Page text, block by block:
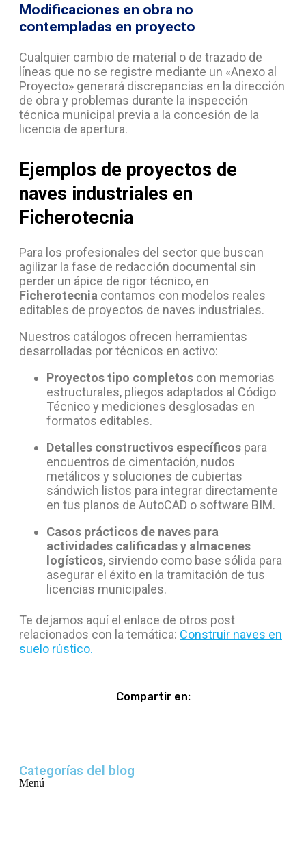
Modificaciones en obra no
contempladas en proyecto
Cualquier cambio de material o de trazado de
líneas que no se registre mediante un «Anexo al
Proyecto» generará discrepancias en la dirección
de obra y problemas durante la inspección
técnica municipal previa a la concesión de la
licencia de apertura.
Ejemplos de proyectos de
naves industriales en
Ficherotecnia
Para los profesionales del sector que buscan
agilizar la fase de redacción documental sin
perder un ápice de rigor técnico, en
Ficherotecnia contamos con modelos reales
editables de proyectos de naves industriales.
Nuestros catálogos ofrecen herramientas
desarrolladas por técnicos en activo:
Proyectos tipo completos con memorias
estructurales, pliegos adaptados al Código
Técnico y mediciones desglosadas en
formatos editables.
Detalles constructivos específicos para
encuentros de cimentación, nudos
metálicos y soluciones de cubiertas
sándwich listos para integrar directamente
en tus planos de AutoCAD o software BIM.
Casos prácticos de naves para
actividades calificadas y almacenes
logísticos, sirviendo como base sólida para
asegurar el éxito en la tramitación de tus
licencias municipales.
Te dejamos aquí el enlace de otros post
relacionados con la temática: Construir naves en
suelo rústico.
Compartir en:
Categorías del blog
Menú